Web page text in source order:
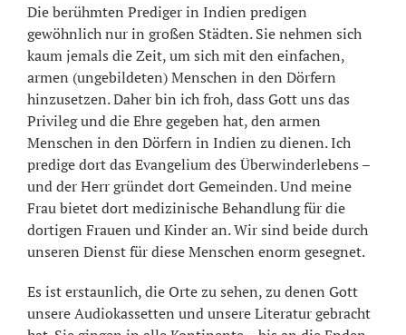
Die berühmten Prediger in Indien predigen
gewöhnlich nur in großen Städten. Sie nehmen sich
kaum jemals die Zeit, um sich mit den einfachen,
armen (ungebildeten) Menschen in den Dörfern
hinzusetzen. Daher bin ich froh, dass Gott uns das
Privileg und die Ehre gegeben hat, den armen
Menschen in den Dörfern in Indien zu dienen. Ich
predige dort das Evangelium des Überwinderlebens –
und der Herr gründet dort Gemeinden. Und meine
Frau bietet dort medizinische Behandlung für die
dortigen Frauen und Kinder an. Wir sind beide durch
unseren Dienst für diese Menschen enorm gesegnet.
Es ist erstaunlich, die Orte zu sehen, zu denen Gott
unsere Audiokassetten und unsere Literatur gebracht